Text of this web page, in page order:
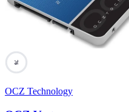
76
OCZ Technology